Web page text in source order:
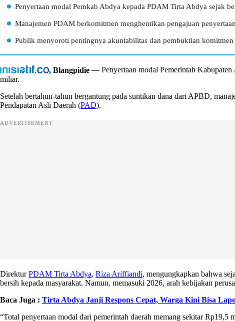
Penyertaan modal Pemkab Abdya kepada PDAM Tirta Abdya sejak
Manajemen PDAM berkomitmen menghentikan pengajuan
Publik menyoroti pentingnya akuntabilitas dan pembuktian
, Blangpidie— Penyertaan modal Pemerintah Kabupaten
miliar.
Setelah bertahun-tahun bergantung pada suntikan dana dari APBD,
Pendapatan Asli Daerah (PAD).
ADVERTISEMENT
DirekturPDAM Tirta Abdya, Riza Ariffiandi, mengungkapkan bahwa
bersih kepada masyarakat. Namun, memasuki 2026, arah kebijakan
Baca Juga : Tirta Abdya Janji Respons Cepat, Warga Kini Bisa
“Total penyertaan modal dari pemerintah daerah memang sekitar